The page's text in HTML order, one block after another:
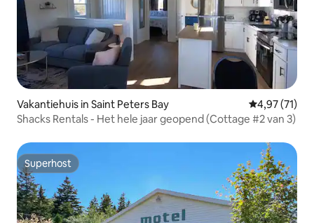
Vakantiehuis in Saint Peters Bay Gemiddelde
4,97 (71)
Shacks Rentals - Het hele jaar geopend (Cottage #2 van 3)
Superhost
Superhost